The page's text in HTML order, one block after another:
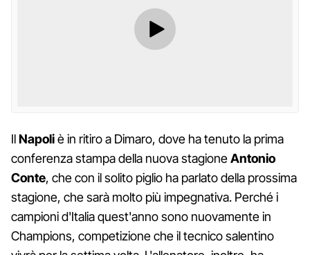
IlNapoliè in ritiro a Dimaro, dove ha tenuto la prima
conferenza stampa della nuova stagioneAntonio
Conte, che con il solito piglio ha parlato della prossima
stagione, che sarà molto più impegnativa. Perché i
campioni d'Italia quest'anno sono nuovamente in
Champions, competizione che il tecnico salentino